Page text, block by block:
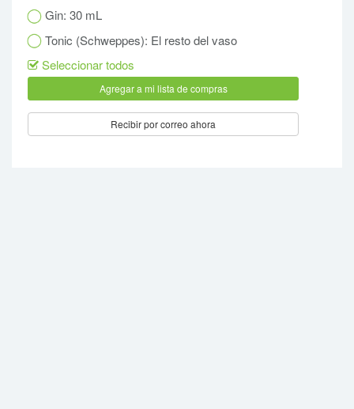
Gin: 30 mL
Tonic (Schweppes): El resto del vaso
Seleccionar todos
Recibir por correo ahora